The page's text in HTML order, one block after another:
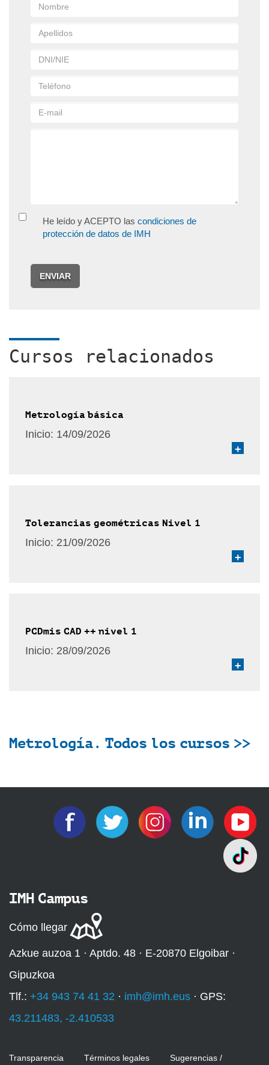
He leído y ACEPTO las condiciones de
protección de datos de IMH
ENVIAR
Cursos relacionados
Metrología básica
Inicio: 14/09/2026
+
Tolerancias geométricas Nivel 1
Inicio: 21/09/2026
+
PCDmis CAD ++ nivel 1
Inicio: 28/09/2026
+
Metrología. Todos los cursos >>
IMH Campus
Cómo llegar
Azkue auzoa 1 · Aptdo. 48 · E-20870 Elgoibar ·
Gipuzkoa
Tlf.: +34 943 74 41 32 · imh@imh.eus · GPS:
43.211483, -2.410533
Transparencia Términos legales Sugerencias /